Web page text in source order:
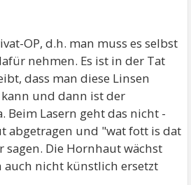
OP, d.h. man muss es selbst
nehmen. Es ist in der Tat
dass man diese Linsen
und dann ist der
Beim Lasern geht das nicht -
abgetragen und "wat fott is dat
sagen. Die Hornhaut wächst
nicht künstlich ersetzt